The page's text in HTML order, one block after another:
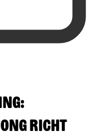
richt